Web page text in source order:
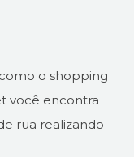
o shopping
você encontra
rua realizando